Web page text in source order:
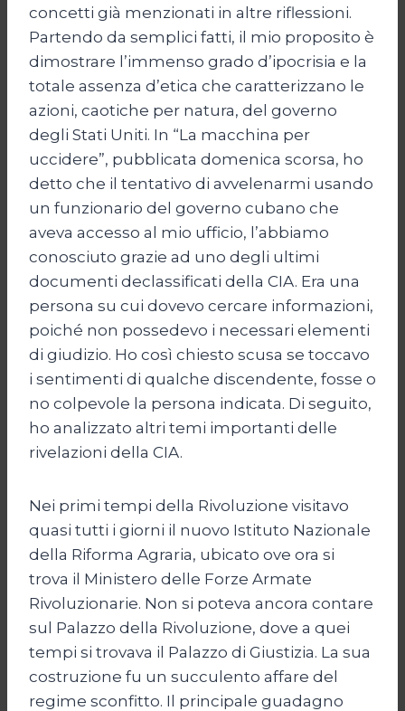
concetti già menzionati in altre riflessioni.
Partendo da semplici fatti, il mio proposito è
dimostrare l’immenso grado d’ipocrisia e la
totale assenza d’etica che caratterizzano le
azioni, caotiche per natura, del governo
degli Stati Uniti. In “La macchina per
uccidere”, pubblicata domenica scorsa, ho
detto che il tentativo di avvelenarmi usando
un funzionario del governo cubano che
aveva accesso al mio ufficio, l’abbiamo
conosciuto grazie ad uno degli ultimi
documenti declassificati della CIA. Era una
persona su cui dovevo cercare informazioni,
poiché non possedevo i necessari elementi
di giudizio. Ho così chiesto scusa se toccavo
i sentimenti di qualche discendente, fosse o
no colpevole la persona indicata. Di seguito,
ho analizzato altri temi importanti delle
rivelazioni della CIA.
Nei primi tempi della Rivoluzione visitavo
quasi tutti i giorni il nuovo Istituto Nazionale
della Riforma Agraria, ubicato ove ora si
trova il Ministero delle Forze Armate
Rivoluzionarie. Non si poteva ancora contare
sul Palazzo della Rivoluzione, dove a quei
tempi si trovava il Palazzo di Giustizia. La sua
costruzione fu un succulento affare del
regime sconfitto. Il principale guadagno